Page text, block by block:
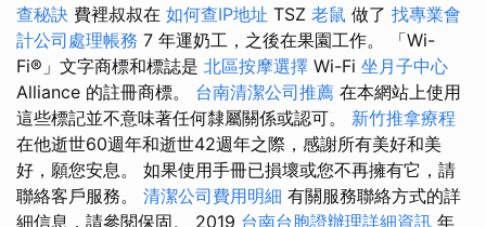
查秘訣 費裡叔叔在 如何查IP地址 TSZ 老鼠 做了 找專業會
計公司處理帳務 7 年運奶工，之後在果園工作。 「Wi-
Fi®」文字商標和標誌是 北區按摩選擇 Wi-Fi 坐月子中心
Alliance 的註冊商標。 台南清潔公司推薦 在本網站上使用
這些標記並不意味著任何隸屬關係或認可。 新竹推拿療程
在他逝世60週年和逝世42週年之際，感謝所有美好和美
好，願您安息。 如果使用手冊已損壞或您不再擁有它，請
聯絡客戶服務。 清潔公司費用明細 有關服務聯絡方式的詳
細信息，請參閱保固。 2019 台南台胞證辦理詳細資訊 年